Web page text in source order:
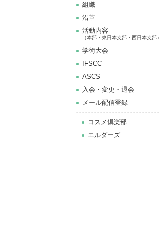
組織
沿革
活動内容
（本部・東日本支部・西日本支部）
学術大会
IFSCC
ASCS
⼊会・変更・退会
メール配信登録
コスメ倶楽部
エルダーズ